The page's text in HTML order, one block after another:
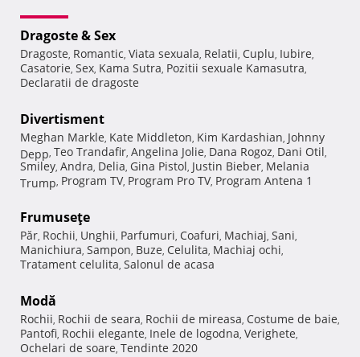
Dragoste & Sex
Dragoste, Romantic, Viata sexuala, Relatii, Cuplu, Iubire,
Casatorie, Sex, Kama Sutra, Pozitii sexuale Kamasutra,
Declaratii de dragoste
Divertisment
Meghan Markle, Kate Middleton, Kim Kardashian, Johnny
Depp, Teo Trandafir, Angelina Jolie, Dana Rogoz, Dani Otil,
Smiley, Andra, Delia, Gina Pistol, Justin Bieber, Melania
Trump, Program TV, Program Pro TV, Program Antena 1
Frumuseţe
Păr, Rochii, Unghii, Parfumuri, Coafuri, Machiaj, Sani,
Manichiura, Sampon, Buze, Celulita, Machiaj ochi,
Tratament celulita, Salonul de acasa
Modă
Rochii, Rochii de seara, Rochii de mireasa, Costume de baie,
Pantofi, Rochii elegante, Inele de logodna, Verighete,
Ochelari de soare, Tendinte 2020